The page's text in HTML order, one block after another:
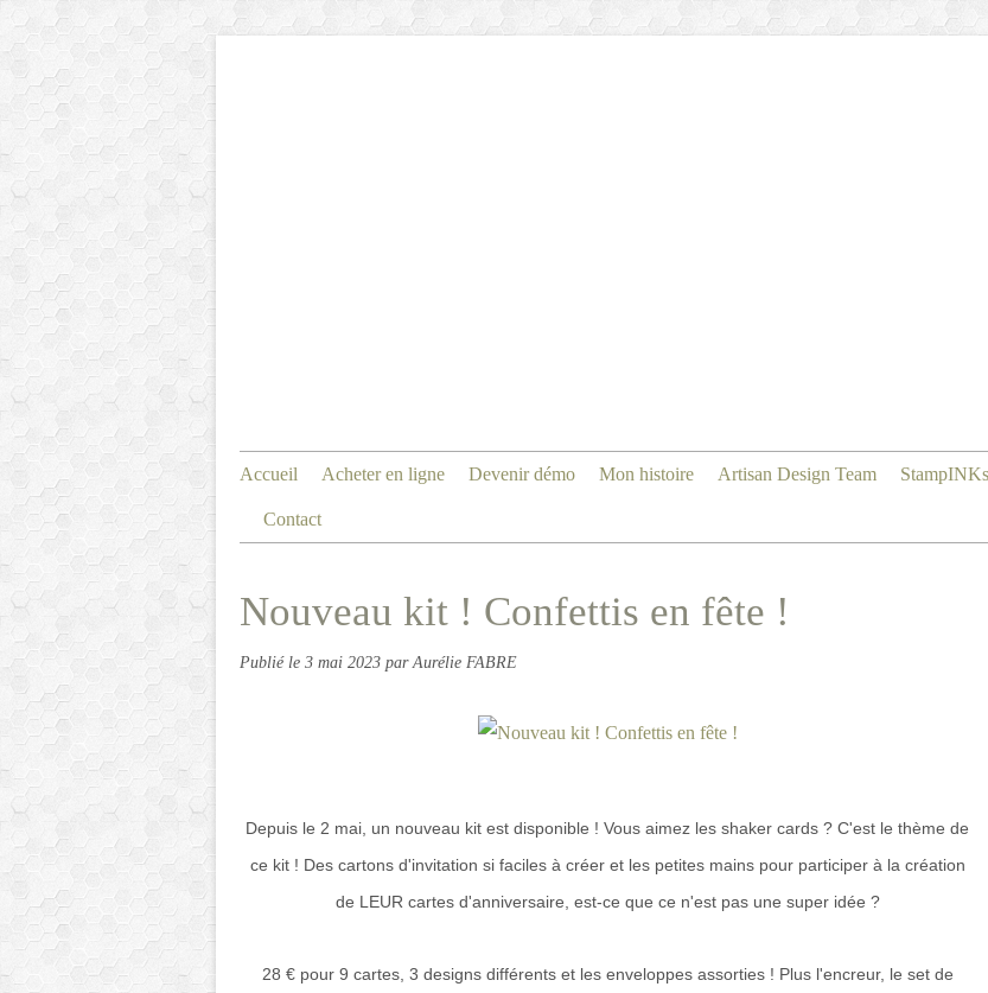
Accueil Acheter en ligne Devenir démo Mon histoire Artisan Design Team
Contact
Nouveau kit ! Confettis en fête !
Publié le 3 mai 2023 par Aurélie FABRE
Depuis le 2 mai, un nouveau kit est disponible ! Vous aimez les shaker cards ? C'est le thème de
ce kit ! Des cartons d'invitation si faciles à créer et les petites mains pour participer à la création
de LEUR cartes d'anniversaire, est-ce que ce n'est pas une super idée ?
28 € pour 9 cartes, 3 designs différents et les enveloppes assorties ! Plus l'encreur, le set de